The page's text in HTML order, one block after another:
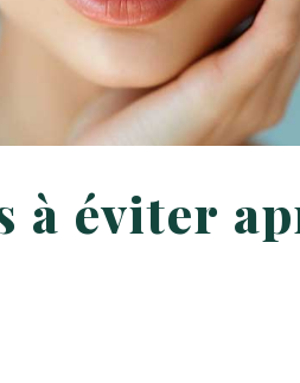
à éviter